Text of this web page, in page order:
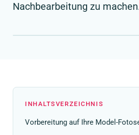
Nachbearbeitung zu
INHALTSVERZEICHNIS
Vorbereitung auf Ihre Model-